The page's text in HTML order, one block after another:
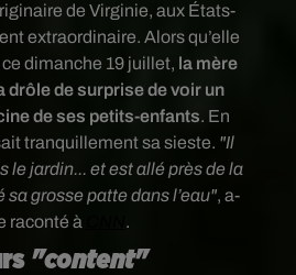
de Virginie, aux États-
extraordinaire. Alors qu’elle
dimanche 19 juillet, la mère
drôle de surprise de voir un
de ses petits-enfants. En
tranquillement sa sieste. "Il
le jardin... et est allé près de la
sa grosse patte dans l’eau", a-
raconté à
.
"content"